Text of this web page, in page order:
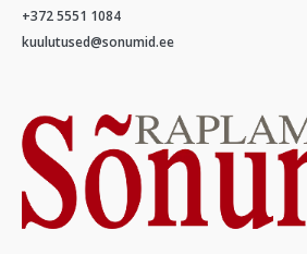
+372 5551 1084
kuulutused@sonumid.ee